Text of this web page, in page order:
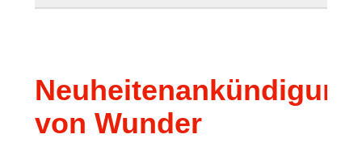
Neuheitenankündigung
von Wunder
Kontakt
Bedienung